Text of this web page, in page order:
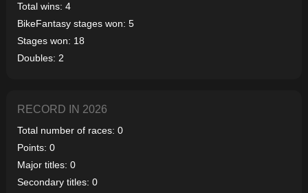
Total wins: 4
BikeFantasy stages won: 5
Stages won: 18
Doubles: 2
RECORD IN 2026
Total number of races: 0
Points: 0
Major titles: 0
Secondary titles: 0